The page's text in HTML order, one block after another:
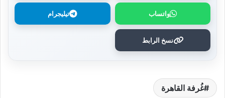
واتساب تيليجرام
نسخ الرابط
غُرفة القاهرة